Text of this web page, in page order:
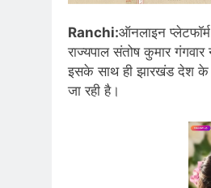
Ranchi:ऑनलाइन
राज्यपाल संतोष कुमार
इसके साथ ही झारखंड देश के
जा रही है।